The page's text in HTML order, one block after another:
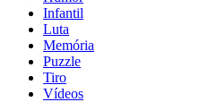
Infantil
Luta
Memória
Puzzle
Tiro
Vídeos